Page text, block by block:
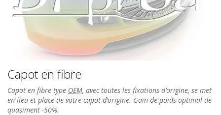
Capot en fibre
Capot en fibre type OEM, avec toutes les fixations d’origine, se met
en lieu et place de votre capot d’origine. Gain de poids optimal de
quasiment -50%.